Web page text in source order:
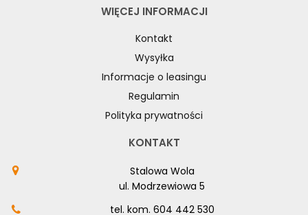
WIĘCEJ INFORMACJI
Kontakt
Wysyłka
Informacje o leasingu
Regulamin
Polityka prywatności
KONTAKT
Stalowa Wola
ul. Modrzewiowa 5
tel. kom. 604 442 530